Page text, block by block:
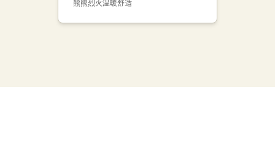
熊熊烈火温暖舒适